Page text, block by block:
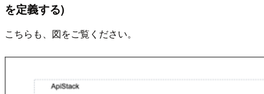
を定義する)
こちらも、図をご覧ください。